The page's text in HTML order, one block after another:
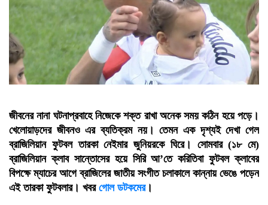
জীবনের নানা ঘটনাপ্রবাহে নিজেকে শক্ত রাখা অনেক সময় কঠিন হয়ে পড়ে।
খেলোয়াড়দের জীবনও এর ব্যতিক্রম নয়। তেমন এক দৃশ্যই দেখা গেল
ব্রাজিলিয়ান ফুটবল তারকা নেইমার জুনিয়রকে ঘিরে। সোমবার (১৮ মে)
ব্রাজিলিয়ান ক্লাব সান্তোসের হয়ে সিরি আ’তে করিতিবা ফুটবল ক্লাবের
বিপক্ষে ম্যাচের আগে ব্রাজিলের জাতীয় সংগীত চলাকালে কান্নায় ভেঙে পড়েন
এই তারকা ফুটবলার। খবর গোল ডটকমের।